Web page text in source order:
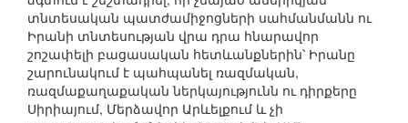
տնտեսական պատժամիջոցների սահմանմանն ու
Իրանի տնտեսության վրա դրա հնարավոր
շոշափելի բացասական հետևանքներին՝ Իրանը
շարունակում է պահպանել ռազմական,
ռազմաքաղաքական ներկայությունն ու դիրքերը
Սիրիայում, Մերձավոր Արևելքում և չի